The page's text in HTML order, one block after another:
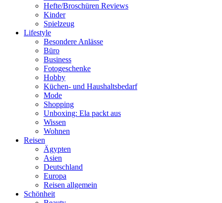
Hefte/Broschüren Reviews
Kinder
Spielzeug
Lifestyle
Besondere Anlässe
Büro
Business
Fotogeschenke
Hobby
Küchen- und Haushaltsbedarf
Mode
Shopping
Unboxing: Ela packt aus
Wissen
Wohnen
Reisen
Ägypten
Asien
Deutschland
Europa
Reisen allgemein
Schönheit